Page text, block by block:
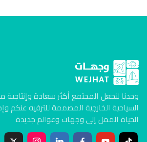
وجدنا لنجعل المجتمع أكثر سعادة وإنتاجية
السياحية الخارجية المصممة للترفيه عنكم
الحياة الممل إلى وجهات وعوالم جديدة